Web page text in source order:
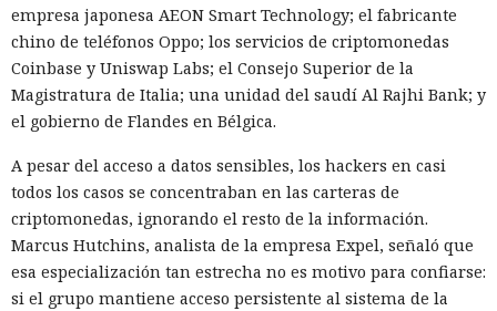
empresa japonesa AEON Smart Technology; el fabricante
chino de teléfonos Oppo; los servicios de criptomonedas
Coinbase y Uniswap Labs; el Consejo Superior de la
Magistratura de Italia; una unidad del saudí Al Rajhi Bank; y
el gobierno de Flandes en Bélgica.
A pesar del acceso a datos sensibles, los hackers en casi
todos los casos se concentraban en las carteras de
criptomonedas, ignorando el resto de la información.
Marcus Hutchins, analista de la empresa Expel, señaló que
esa especialización tan estrecha no es motivo para confiarse:
si el grupo mantiene acceso persistente al sistema de la